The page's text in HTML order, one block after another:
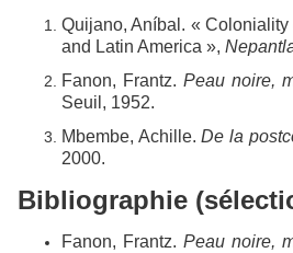
Quijano, Aníbal. «
and Latin America »,
Fanon, Frantz. Peau noire,
Seuil, 1952.
Mbembe, Achille.De la
2000.
Bibliographie
Fanon, Frantz. Peau noire,